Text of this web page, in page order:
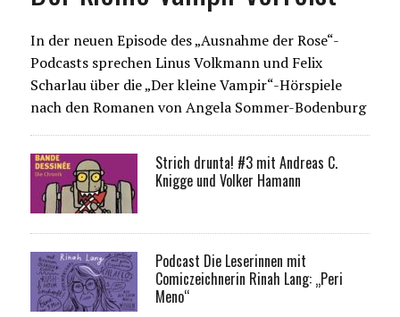
In der neuen Episode des „Ausnahme der Rose“-
Podcasts sprechen Linus Volkmann und Felix
Scharlau über die „Der kleine Vampir“-Hörspiele
nach den Romanen von Angela Sommer-Bodenburg
Strich drunta! #3 mit Andreas C.
Knigge und Volker Hamann
Podcast Die Leserinnen mit
Comiczeichnerin Rinah Lang: „Peri
Meno“